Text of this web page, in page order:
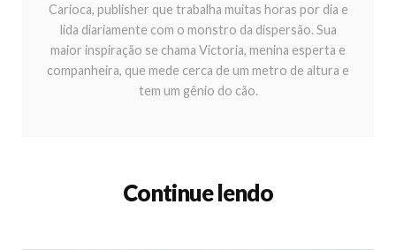
Carioca, publisher que trabalha muitas horas por dia e
lida diariamente com o monstro da dispersão. Sua
maior inspiração se chama Victoria, menina esperta e
companheira, que mede cerca de um metro de altura e
tem um gênio do cão.
Continue lendo